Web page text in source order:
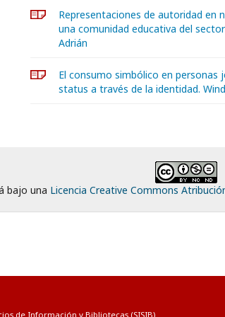
Representaciones de autoridad en
una comunidad educativa del
Adrián
El consumo simbólico en personas
status a través de la identidad.
bajo una Licencia Creative Commons
de Información y Bibliotecas (SISIB)